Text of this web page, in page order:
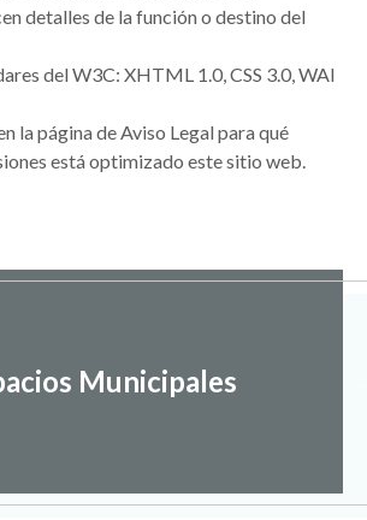
detalles de la función o destino del
del W3C: XHTML 1.0, CSS 3.0, WAI
la página de Aviso Legal para qué
está optimizado este sitio web.
Municipales